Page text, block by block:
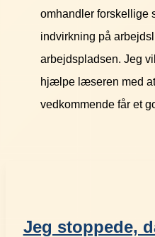
omhandler forskellige
indvirkning på
arbejdspladsen. Jeg
hjælpe læseren med
vedkommende får et
Jeg stoppede,